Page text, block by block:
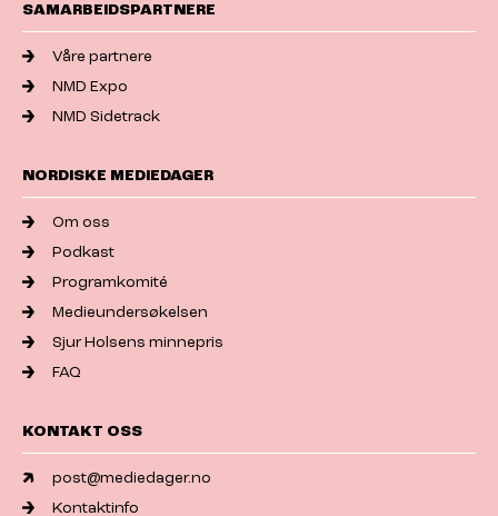
SAMARBEIDSPARTNERE
Våre partnere
NMD Expo
NMD Sidetrack
NORDISKE MEDIEDAGER
Om oss
Podkast
Programkomité
Medieundersøkelsen
Sjur Holsens minnepris
FAQ
KONTAKT OSS
post@mediedager.no
Kontaktinfo